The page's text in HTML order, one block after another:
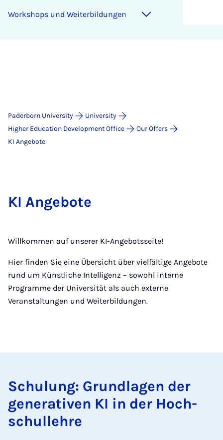
Work­shops und Wei­t­er­bildun­gen
Paderborn University
University
Higher Education Development Office
Our Offers
KI Angebote
KI Angebote
Willkommen auf unserer KI-Angebotsseite!
Hier finden Sie eine Übersicht über vielfältige Angebote
rund um Künstliche Intelligenz – sowohl interne
Programme der Universität als auch externe
Veranstaltungen und Weiterbildungen.
Schu­lung: Grundla­gen der
gen­er­at­iven KI in der Hoch­
schullehre